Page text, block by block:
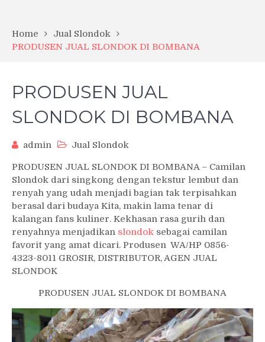
Home
Jual Slondok
PRODUSEN JUAL SLONDOK DI BOMBANA
PRODUSEN JUAL
SLONDOK DI BOMBANA
admin Jual Slondok
PRODUSEN JUAL SLONDOK DI BOMBANA – Camilan
Slondok dari singkong dengan tekstur lembut dan
renyah yang udah menjadi bagian tak terpisahkan
berasal dari budaya Kita, makin lama tenar di
kalangan fans kuliner. Kekhasan rasa gurih dan
renyahnya menjadikan slondok sebagai camilan
favorit yang amat dicari. Produsen WA/HP 0856-
4323-8011 GROSIR, DISTRIBUTOR, AGEN JUAL
SLONDOK
PRODUSEN JUAL SLONDOK DI BOMBANA